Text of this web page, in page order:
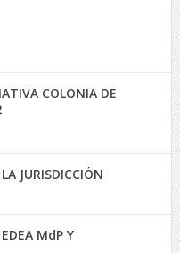
COLONIA DE
JURISDICCIÓN
MdP Y